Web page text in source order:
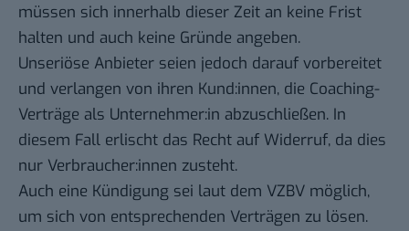
müssen sich innerhalb dieser Zeit an keine Frist
halten und auch keine Gründe angeben.
Unseriöse Anbieter seien jedoch darauf vorbereitet
und verlangen von ihren Kund:innen, die Coaching-
Verträge als Unternehmer:in abzuschließen. In
diesem Fall erlischt das Recht auf Widerruf, da dies
nur Verbraucher:innen zusteht.
Auch eine Kündigung sei laut dem VZBV möglich,
um sich von entsprechenden Verträgen zu lösen.